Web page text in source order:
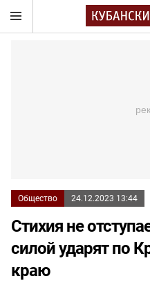
Общество 24.12.2023 13:44
Стихия не
силой ударят по
краю